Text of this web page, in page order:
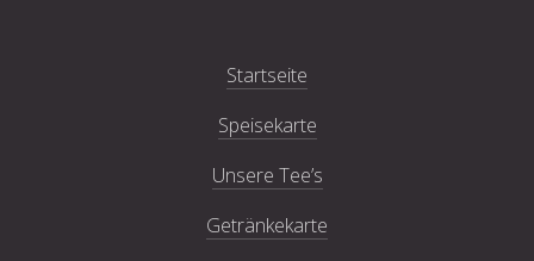
Startseite
Speisekarte
Unsere Tee’s
Getränkekarte